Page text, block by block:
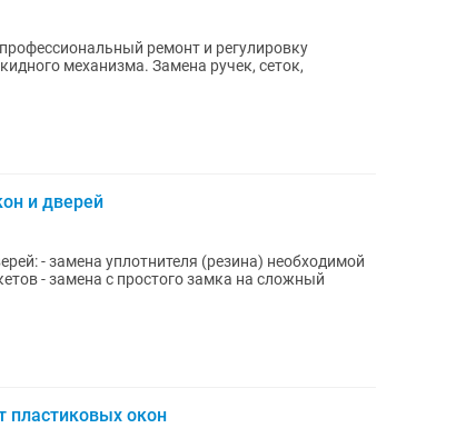
ремонт и регулировку
механизма. Замена ручек, сеток,
и дверей
- замена уплотнителя (резина) необходимой
- замена с простого замка на сложный
пластиковых окон